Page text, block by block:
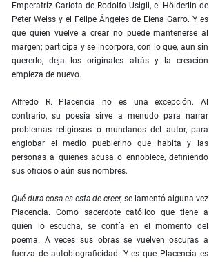
Emperatriz Carlota de Rodolfo Usigli, el Hölderlin de
Peter Weiss y el Felipe Ángeles de Elena Garro. Y es
que quien vuelve a crear no puede mantenerse al
margen; participa y se incorpora, con lo que, aun sin
quererlo, deja los originales atrás y la creación
empieza de nuevo.
Alfredo R. Placencia no es una excepción. Al
contrario, su poesía sirve a menudo para narrar
problemas religiosos o mundanos del autor, para
englobar el medio pueblerino que habita y las
personas a quienes acusa o ennoblece, definiendo
sus oficios o aún sus nombres.
Qué dura cosa es esta de creer, se lamentó alguna vez
Placencia. Como sacerdote católico que tiene a
quien lo escucha, se confía en el momento del
poema. A veces sus obras se vuelven oscuras a
fuerza de autobiograficidad. Y es que Placencia es